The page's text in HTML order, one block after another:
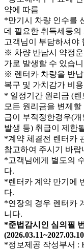
약에 따름
*만기시 차량 인수를
데 필요한 취득세등
고객님이 부담하셔야
※ 차량 반납시 약정
가로 발생할 수 있습
※ 렌터카 차량을 반
복구 및 가치감가 비
* 일정기간 원리금 (
모든 원리금을 변제
급이 부적정한경우(
발생 등) 취급이 제한
*계약 체결전 렌터카
참고하여 주시기 바랍
*고객님에게 별도의
다.
*렌터카 계약 만기에
다.
*연장의 경우 렌터카
니다.
*준법감시인 심의필
*정보제공 작성부서 :